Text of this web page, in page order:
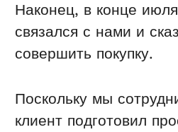
Наконец, в конце
связался с нами и
совершить покупку.
Поскольку мы
клиент подготовил